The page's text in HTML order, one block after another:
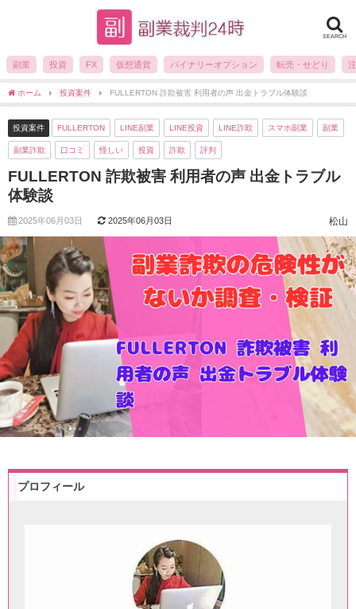
SEARCH
副業 投資 FX 仮想通貨 バイナリーオプション 転売・せどり
ホーム 投資案件 FULLERTON 詐欺被害 利用者の声 出金トラブル体験談
投資案件 FULLERTON LINE副業 LINE投資 LINE詐欺 スマホ副業 副業
副業詐欺 口コミ 怪しい 投資 詐欺 評判
FULLERTON 詐欺被害 利用者の声 出金トラブル
体験談
2025年06月03日 2025年06月03日 松山
プロフィール